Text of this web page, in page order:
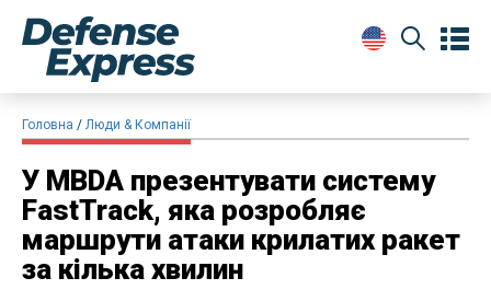
Головна Люди & Компанії
У MBDA презентувати систему
FastTrack, яка розробляє
маршрути атаки крилатих ракет
за кілька хвилин